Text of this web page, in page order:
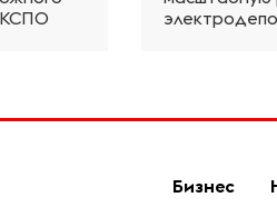
Бизнес